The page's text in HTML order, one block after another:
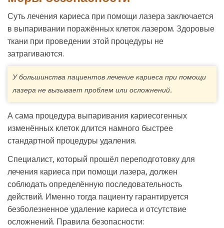
Суть лечения кариеса при помощи лазера заключается
в выпаривании поражённых клеток лазером. Здоровые
ткани при проведении этой процедуры не
затрагиваются.
У большинства пациентов лечение кариеса при помощи
лазера не вызывает проблем или осложнений.
А сама процедура выпаривания кариесогенных
изменённых клеток длится намного быстрее
стандартной процедуры удаления.
Специалист, который прошёл переподготовку для
лечения кариеса при помощи лазера, должен
соблюдать определённую последовательность
действий. Именно тогда пациенту гарантируется
безболезненное удаление кариеса и отсутствие
осложнений. Правила безопасности: